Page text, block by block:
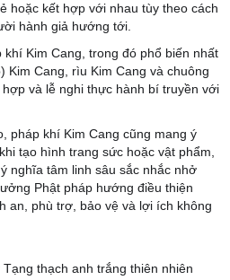
hoặc kết hợp với nhau tùy theo cách
hành giả hướng tới.
Kim Cang, trong đó phổ biến nhất
Kim Cang, rìu Kim Cang và chuông
và lễ nghi thực hành bí truyền với
pháp khí Kim Cang cũng mang ý
tạo hình trang sức hoặc vật phẩm,
nghĩa tâm linh sâu sắc nhắc nhở
Phật pháp hướng điều thiện
an, phù trợ, bảo vệ và lợi ích không
thạch anh trắng thiên nhiên